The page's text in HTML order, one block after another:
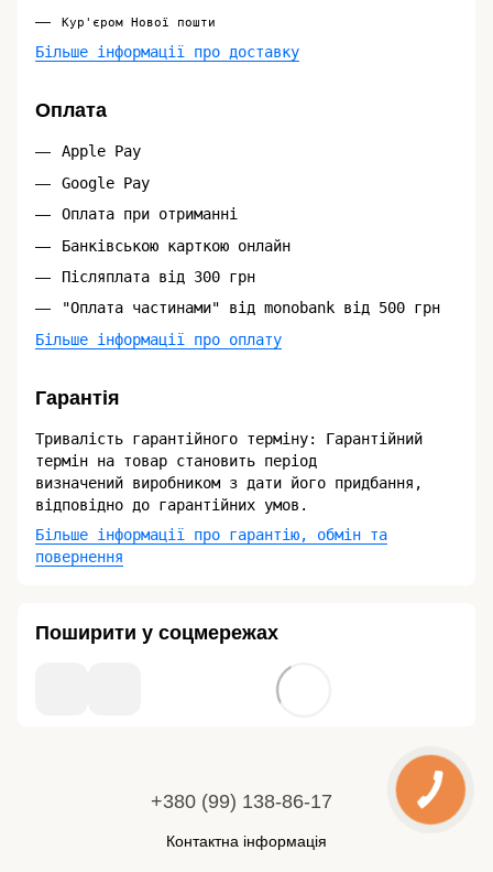
Кур'єром Нової пошти
Більше інформації про доставку
Оплата
Apple Pay
Google Pay
Оплата при отриманні
Банківською карткою онлайн
Післяплата від 300 грн
"Оплата частинами" від monobank від 500 грн
Більше інформації про оплату
Гарантія
Тривалість гарантійного терміну: Гарантійний
термін на товар становить період
визначений виробником з дати його придбання,
відповідно до гарантійних умов.
Більше інформації про гарантію, обмін та
повернення
Поширити у соцмережах
+380 (99) 138-86-17
Контактна інформація